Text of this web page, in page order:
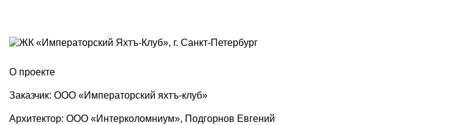
О проекте
Заказчик: ООО «Императорский яхтъ-клуб»
Архитектор: ООО «Интерколомниум», Подгорнов Евгений